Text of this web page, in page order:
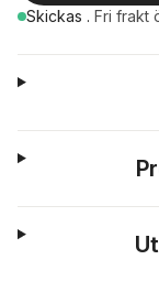
Skickas . Fri frakt